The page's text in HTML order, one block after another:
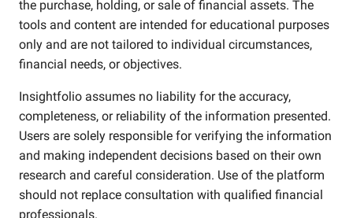
the purchase, holding, or sale of financial assets. The
tools and content are intended for educational purposes
only and are not tailored to individual circumstances,
financial needs, or objectives.
Insightfolio assumes no liability for the accuracy,
completeness, or reliability of the information presented.
Users are solely responsible for verifying the information
and making independent decisions based on their own
research and careful consideration. Use of the platform
should not replace consultation with qualified financial
professionals.